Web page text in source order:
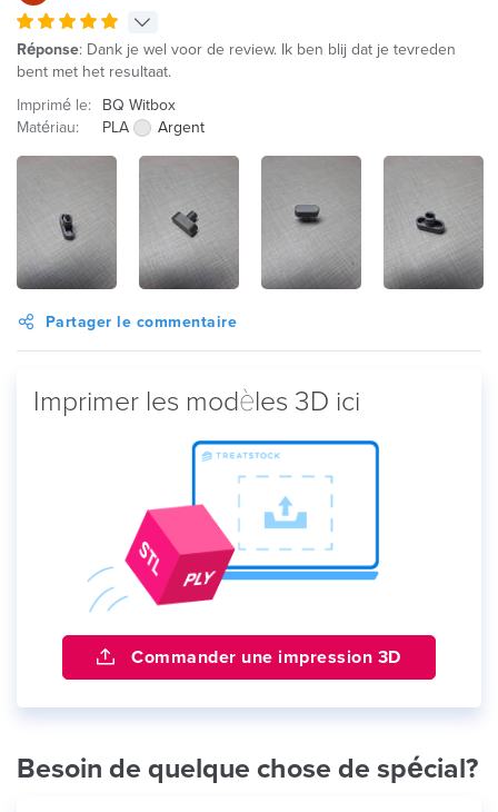
Réponse: Dank je wel voor de review. Ik ben blij dat je tevreden
bent met het resultaat.
Imprimé le:
BQ Witbox
Matériau:
PLA Argent
Partager le commentaire
Imprimer les modèles 3D ici
Commander une impression 3D
Besoin de quelque chose de spécial?